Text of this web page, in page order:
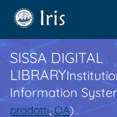
SISSA DIGITAL
LIBRARY
Information
prodotti,OA)